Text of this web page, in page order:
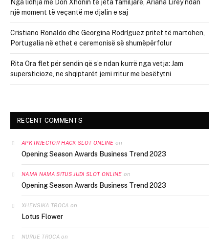
Nga lidhja me Don Xhonin te jeta familjare, Ariana Lirey ndan
një moment të veçantë me djalin e saj
Cristiano Ronaldo dhe Georgina Rodríguez pritet të martohen,
Portugalia në ethet e ceremonisë së shumëpërfolur
Rita Ora flet për sendin që s’e ndan kurrë nga vetja: Jam
supersticioze, ne shqiptarët jemi rritur me besëtytni
RECENT COMMENTS
APK INJECTOR HACK SLOT ONLINE on
Opening Season Awards Business Trend 2023
NAMA NAMA SITUS JUDI SLOT ONLINE on
Opening Season Awards Business Trend 2023
XHENSIKA TROCA on
Lotus Flower
NURIJE TROCAon